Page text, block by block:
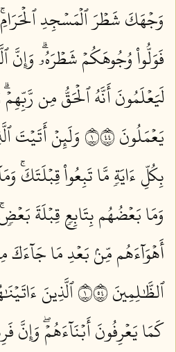
وَجۡهَكَ شَطۡرَ ٱلۡمَسۡجِدِ
فَوَلُّواْ وُجُوهَكُمۡ شَطۡرَهُۥۗ وَإِنَّ
لَيَعۡلَمُونَ أَنَّهُ ٱلۡحَقُّ مِن
يَعۡمَلُونَ ١٤٤
وَلَئِنۡ أَتَيۡتَ
بِكُلِّ ءَايَةٖ مَّا تَبِعُواْ قِبۡلَتَكَۚ
وَمَا بَعۡضُهُم بِتَابِعٖ قِبۡلَةَ
أَهۡوَآءَهُم مِّنۢ بَعۡدِ مَا جَآءَكَ
ٱلظَّٰلِمِينَ ١٤٥
ٱلَّذِينَ
كَمَا يَعۡرِفُونَ أَبۡنَآءَهُمۡۖ وَإِنَّ